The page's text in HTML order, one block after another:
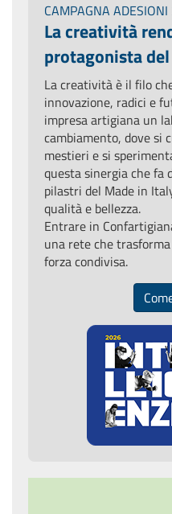
CAMPAGNA
La creatività
protagonista
La creatività è il filo
innovazione, radici e
impresa artigiana un
cambiamento, dove si
mestieri e si
questa sinergia che fa
pilastri del Made in
qualità e bellezza.
Entrare in
una rete che
forza condivisa.